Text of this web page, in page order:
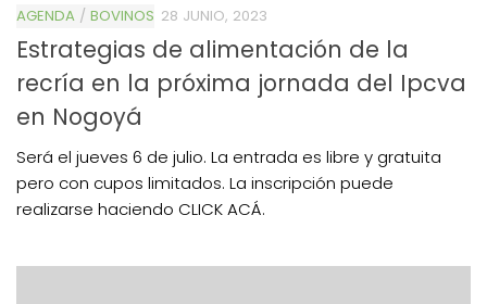
AGENDA / BOVINOS 28 JUNIO, 2023
Estrategias de alimentación de la
recría en la próxima jornada del Ipcva
en Nogoyá
Será el jueves 6 de julio. La entrada es libre y gratuita
pero con cupos limitados. La inscripción puede
realizarse haciendo CLICK ACÁ.